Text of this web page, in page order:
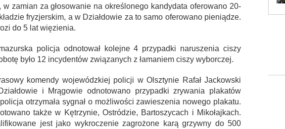
w zamian za głosowanie na określonego kandydata oferowano 20-
fryzjerskim, a w Działdowie za to samo oferowano pieniądze.
do 5 lat więzienia.
policja odnotował kolejne 4 przypadki naruszenia ciszy
było 12 incydentów związanych z łamaniem ciszy wyborczej.
komendy wojewódzkiej policji w Olsztynie Rafał Jackowski
i Mrągowie odnotowano przypadki zrywania plakatów
otrzymała sygnał o możliwości zawieszenia nowego plakatu.
także w Kętrzynie, Ostródzie, Bartoszycach i Mikołajkach.
jest jako wykroczenie zagrożone karą grzywny do 500